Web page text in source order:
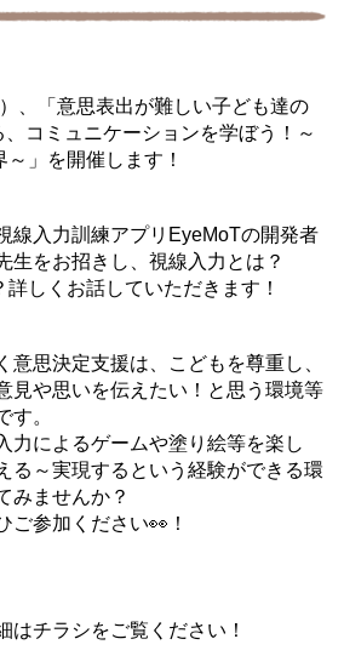
、「意思表出が難しい子ども達の
コミュニケーションを学ぼう！～
」を開催します！
線入力訓練アプリEyeMoTの開発者
生をお招きし、視線入力とは？
しくお話していただきます！
意思決定支援は、こどもを尊重し、
見や思いを伝えたい！と思う環境等
す。
力によるゲームや塗り絵等を楽し
る～実現するという経験ができる環
みませんか？
ご参加ください👀！
はチラシをご覧ください！